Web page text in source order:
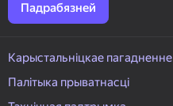
Падрабязней
Карыстальніцкае пагадненне
Палітыка прыватнасці